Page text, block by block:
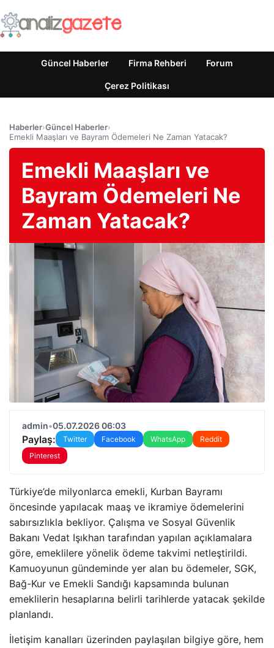
Güncel Haberler Firma Rehberi Forum
Çerez Politikası
Haberler›Güncel Haberler›
Emekli Maaşları ve Bayram Ödemeleri Ne Zaman Yatacak?
Emekli Maaşları ve
Bayram Ödemeleri Ne
Zaman Yatacak?
admin•05.07.2026 06:03
Paylaş: Twitter Facebook WhatsApp
Reddit
Pinterest
Türkiye’de milyonlarca emekli, Kurban Bayramı
öncesinde yapılacak maaş ve ikramiye ödemelerini
sabırsızlıkla bekliyor. Çalışma ve Sosyal Güvenlik
Bakanı Vedat Işıkhan tarafından yapılan açıklamalara
göre, emeklilere yönelik ödeme takvimi netleştirildi.
Kamuoyunun gündeminde yer alan bu ödemeler, SGK,
Bağ-Kur ve Emekli Sandığı kapsamında bulunan
emeklilerin hesaplarına belirli tarihlerde yatacak şekilde
planlandı.
İletişim kanalları üzerinden paylaşılan bilgiye göre, hem